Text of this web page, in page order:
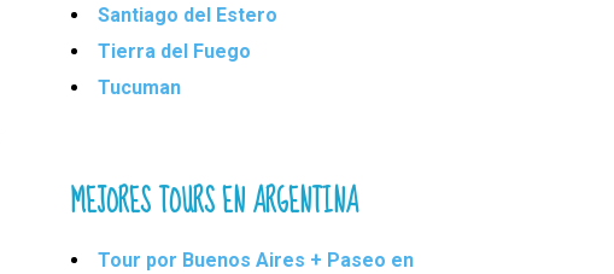
Santiago del Estero
Tierra del Fuego
Tucuman
MEJORES TOURS EN ARGENTINA
Tour por Buenos Aires + Paseo en